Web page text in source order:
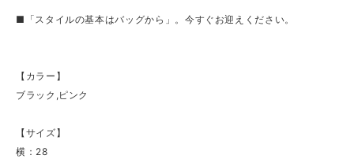
■「スタイルの基本はバッグから」。今すぐお迎えください。
【カラー】
ブラック,ピンク
【サイズ】
横：28